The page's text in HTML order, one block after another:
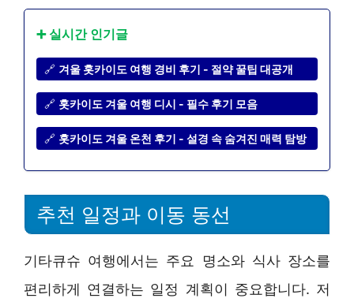
➕ 실시간 인기글
🔗 겨울 홋카이도 여행 경비 후기 - 절약 꿀팁 대공개
🔗 홋카이도 겨울 여행 디시 - 필수 후기 모음
🔗 홋카이도 겨울 온천 후기 - 설경 속 숨겨진 매력 탐방
추천 일정과 이동 동선
기타큐슈 여행에서는 주요 명소와 식사 장소를
편리하게 연결하는 일정 계획이 중요합니다. 저